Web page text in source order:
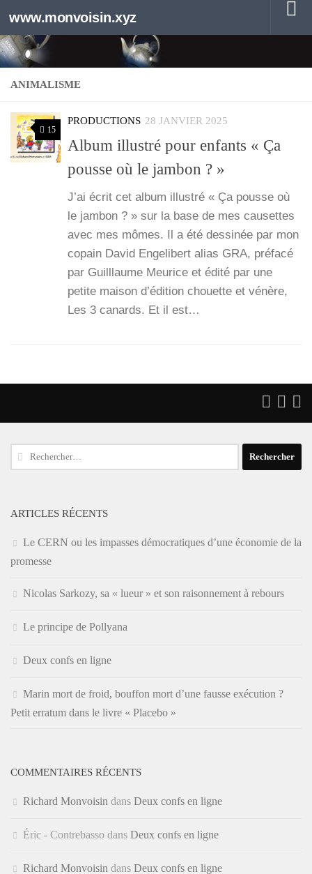
Au dessous du contenu
www.monvoisin.xyz
ANIMALISME
15
PRODUCTIONS 28 JANVIER 2025
Album illustré pour enfants « Ça
pousse où le jambon ? »
J’ai écrit cet album illus­tré « Ça pousse où
le jam­bon ? » sur la base de mes cau­settes
avec mes mômes. Il a été des­si­née par mon
copain David Enge­li­bert alias GRA, pré­fa­cé
par Guill­laume Meu­rice et édi­té par une
petite mai­son d’é­di­tion chouette et vénère,
Les 3 canards. Et il est…
Rechercher :
ARTICLES RÉCENTS
Le CERN ou les impasses démocratiques d’une économie de la
promesse
Nicolas Sarkozy, sa « lueur » et son raisonnement à rebours
Le principe de Pollyana
Deux confs en ligne
Marin mort de froid, bouffon mort d’une fausse exécution ?
Petit erratum dans le livre « Placebo »
COMMENTAIRES RÉCENTS
Richard Monvoisin dans Deux confs en ligne
Éric - Contrebasso dans Deux confs en ligne
Richard Monvoisin dans Deux confs en ligne